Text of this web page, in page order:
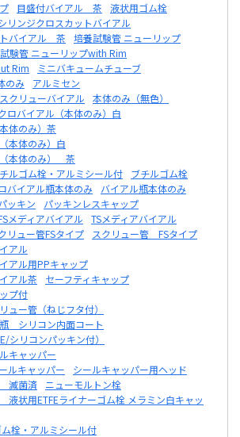
目盛付バイアル 茶
液状用ゴム栓
リンジクロスカットバイアル
バイアル 茶
培養試験管 ニューリップ
験管 ニューリップwith Rim
Rim
ミニバキュームチューブ
のみ
アルミセン
クリューバイアル
本体のみ（無色）
ロバイアル（本体のみ）白
体のみ）茶
本体のみ）白
本体のみ） 茶
ルゴム栓・アルミシール付
ブチルゴム栓
バイアル瓶本体のみ
バイアル瓶本体のみ
ッキン
パッキンレスキャップ
メディアバイアル
TSメディアバイアル
リュー管FSタイプ
スクリュー管 FSタイプ
アル
アル用PPキャップ
アル茶
セーフティキャップ
プ付
ュー管（ねじフタ付）
シリコン内面コート
シリコンパッキン付）
キャッパー
ルキャッパー
シールキャッパー用ヘッド
滅菌済
ニューモルトン栓
状用ETFEライナーゴム栓 メラミン白キャッ
栓・アルミシール付